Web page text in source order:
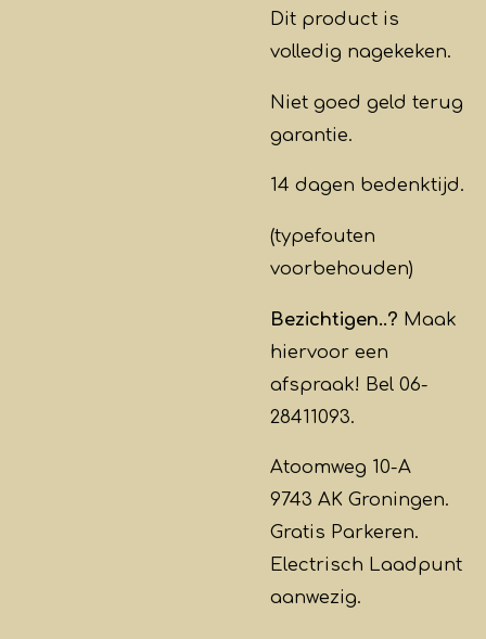
Dit product is
volledig nagekeken.
Niet goed geld terug
garantie.
14 dagen bedenktijd.
(typefouten
voorbehouden)
Bezichtigen..? Maak
hiervoor een
afspraak! Bel 06-
28411093.
Atoomweg 10-A
9743 AK Groningen.
Gratis Parkeren.
Electrisch Laadpunt
aanwezig.